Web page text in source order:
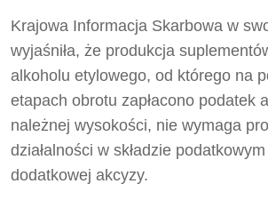
Krajowa Informacja Skarbowa w
wyjaśniła, że produkcja
alkoholu etylowego, od którego na
etapach obrotu zapłacono podatek
należnej wysokości, nie wymaga
działalności w składzie
dodatkowej akcyzy.